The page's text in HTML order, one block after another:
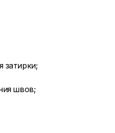
затирки;
швов;